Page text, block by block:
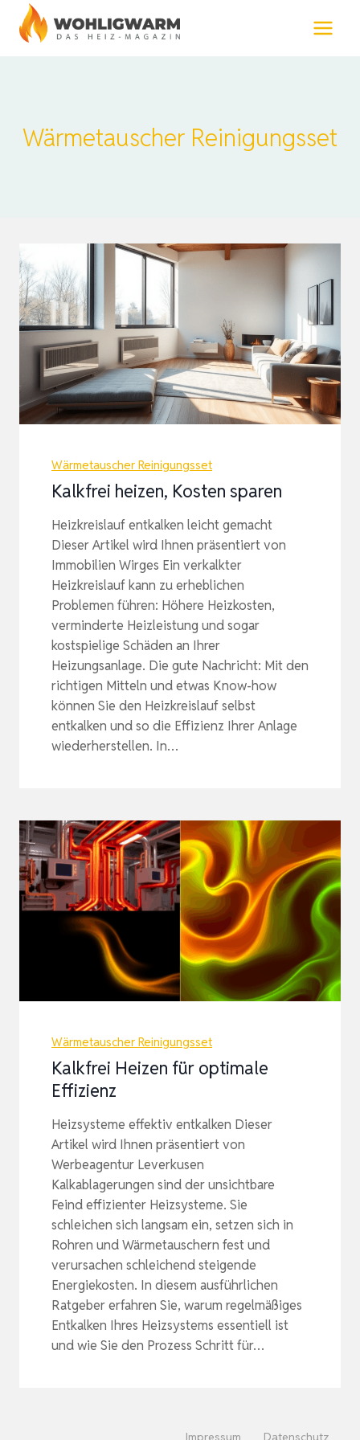
Zum
Inhalt
Wärmetauscher Reinigungsset
Wärmetauscher Reinigungsset
Kalkfrei heizen, Kosten sparen
Heizkreislauf entkalken leicht gemacht
Dieser Artikel wird Ihnen präsentiert von
Immobilien Wirges Ein verkalkter
Heizkreislauf kann zu erheblichen
Problemen führen: Höhere Heizkosten,
verminderte Heizleistung und sogar
kostspielige Schäden an Ihrer
Heizungsanlage. Die gute Nachricht: Mit den
richtigen Mitteln und etwas Know-how
können Sie den Heizkreislauf selbst
entkalken und so die Effizienz Ihrer Anlage
wiederherstellen. In…
Wärmetauscher Reinigungsset
Kalkfrei Heizen für optimale
Effizienz
Heizsysteme effektiv entkalken Dieser
Artikel wird Ihnen präsentiert von
Werbeagentur Leverkusen
Kalkablagerungen sind der unsichtbare
Feind effizienter Heizsysteme. Sie
schleichen sich langsam ein, setzen sich in
Rohren und Wärmetauschern fest und
verursachen schleichend steigende
Energiekosten. In diesem ausführlichen
Ratgeber erfahren Sie, warum regelmäßiges
Entkalken Ihres Heizsystems essentiell ist
und wie Sie den Prozess Schritt für…
Impressum Datenschutz